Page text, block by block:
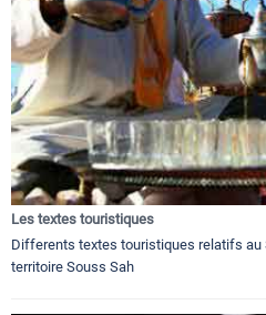
Les textes touristiques
Differents textes touristiques relatifs au
territoire Souss Sah